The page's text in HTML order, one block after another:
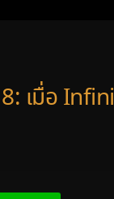
เมื่อ